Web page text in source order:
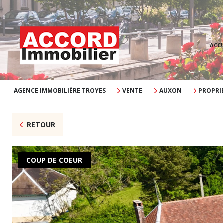
AGENCE IMMOBILIÈRE TROYES VENTE AUXON
RETOUR
COUP DE COEUR